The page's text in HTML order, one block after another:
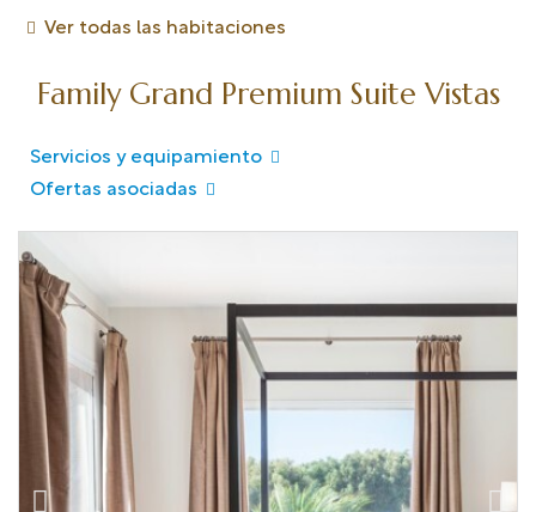
Ver todas las habitaciones
Family Grand Premium Suite Vistas
Servicios y equipamiento
Ofertas asociadas